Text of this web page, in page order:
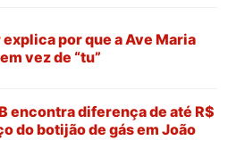
por que a Ave Maria
vez de “tu”
encontra diferença de até R$
do botijão de gás em João